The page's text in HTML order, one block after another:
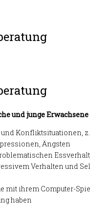
und junge Erwachsene
Konfliktsituationen,
Ängsten
Verhalten und
mit ihrem Computer-
haben